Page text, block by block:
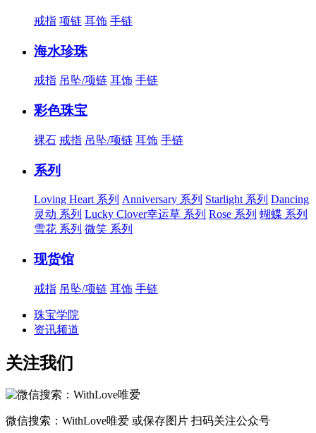
戒指 项链 耳饰 手链
海水珍珠
戒指 吊坠/项链 耳饰 手链
彩色珠宝
裸石 戒指 吊坠/项链 耳饰 手链
系列
Loving Heart 系列 Anniversary 系列 Starlight 系列 Dancing
灵动 系列 Lucky Clover幸运草 系列 Rose 系列 蝴蝶 系列
雪花 系列 微笑 系列
现货馆
戒指 吊坠/项链 耳饰 手链
珠宝学院
资讯频道
关注我们
微信搜索：WithLove唯爱 或保存图片 扫码关注公众号